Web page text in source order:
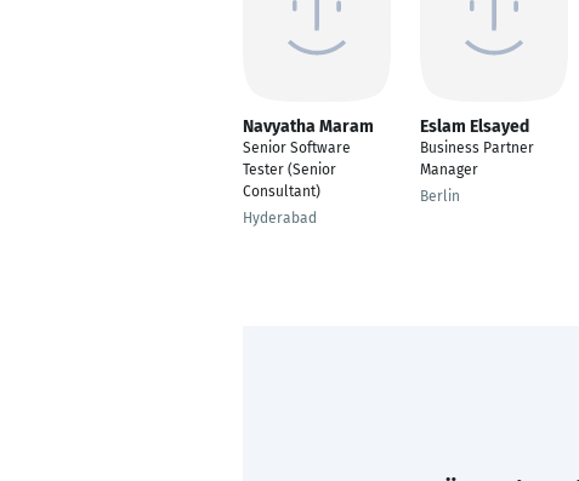
Navyatha Maram
Senior Software
Tester (Senior
Consultant)
Hyderabad
Eslam Elsayed
Business Partner
Manager
Berlin